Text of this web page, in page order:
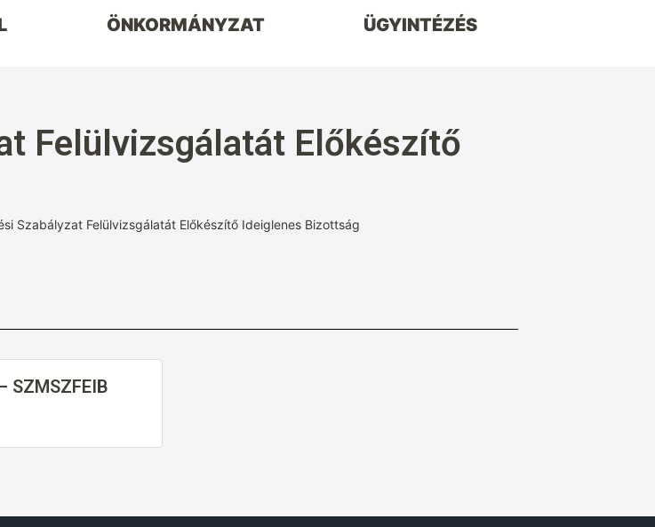
ÖNKORMÁNYZAT ÜGYINTÉZÉS
Felülvizsgálatát Előkészítő
Szabályzat Felülvizsgálatát Előkészítő Ideiglenes Bizottság
SZMSZFEIB